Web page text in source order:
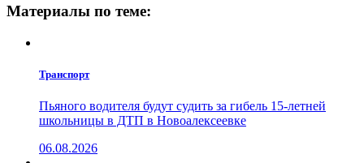
Материалы по теме:
Транспорт
Пьяного водителя будут судить за гибель 15-летней
школьницы в ДТП в Новоалексеевке
06.08.2026